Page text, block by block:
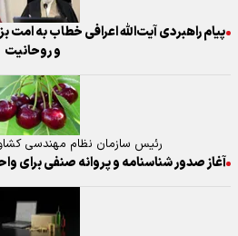
پیام راهبردی آیت‌الله اعرافی خطاب به امت
و روحانیت
رئیس سازمان نظام مهندسی
آغاز صدور شناسنامه و پروانه صنفی برای